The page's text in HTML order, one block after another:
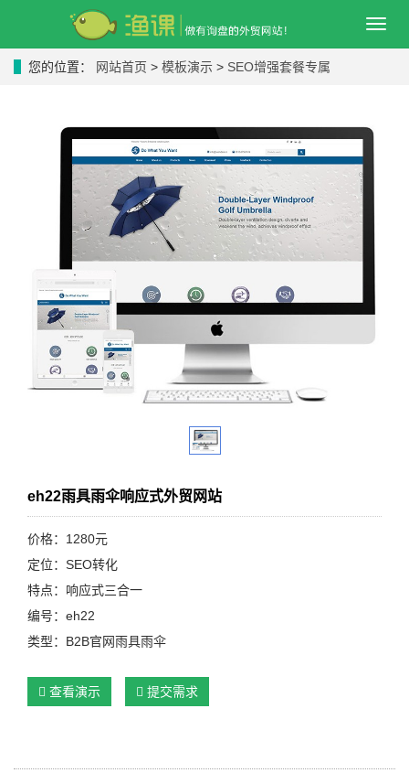
导
您的位置： 网站首页 > 模板演示 > SEO增强套餐专属
eh22雨具雨伞响应式外贸网站
价格：1280元
定位：SEO转化
特点：响应式三合一
编号：eh22
类型：B2B官网雨具雨伞
查看演示 提交需求